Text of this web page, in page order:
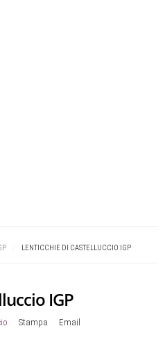
LENTICCHIE DI CASTELLUCCIO IGP
IGP
Stampa Email